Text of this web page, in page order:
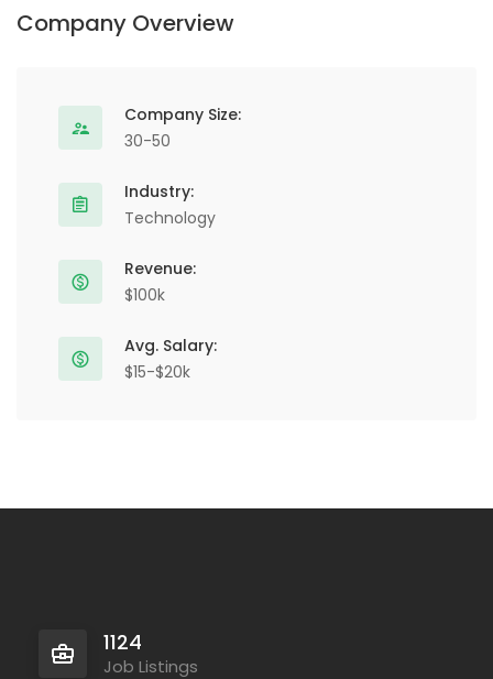
Company Overview
Company Size:
30-50
Industry:
Technology
Revenue:
$100k
Avg. Salary:
$15-$20k
1124
Job Listings